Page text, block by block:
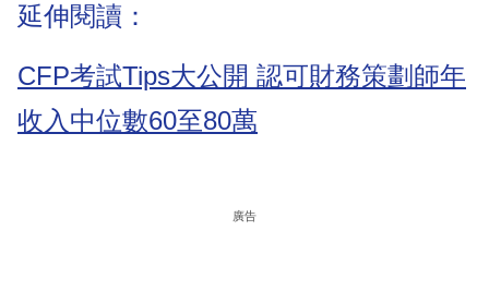
延伸閱讀：
CFP考試Tips大公開 認可財務策劃師年
收入中位數60至80萬
廣告